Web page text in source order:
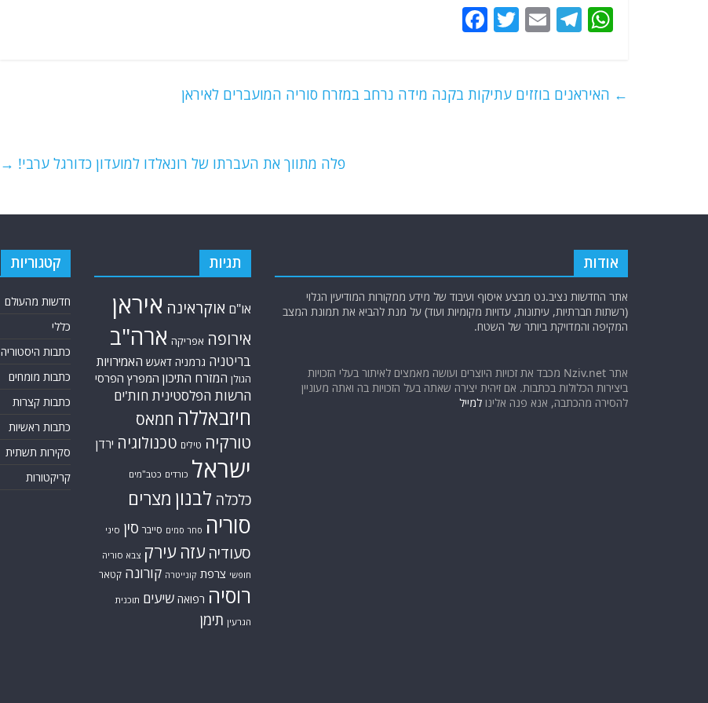
W
s
T
g
E
l
T
er
e ← האיראנים בוזזים עתיקות בקנה מידה נרחב במזרח סוריה המועברים לאיראן
פלה מתווך את העברתו של רונאלדו למועדון כדורגל ערבי! →
אודות
אתר החדשות נציב.נט מבצע איסוף ועיבוד של מידע ממקורות המודיעין הגלוי
(רשתות חברתיות, עיתונות, עדויות מקומיות ועוד) על מנת להביא את תמונת המצב
המקיפה והמדויקת ביותר של השטח.
אתר Nziv.net מכבד את זכויות היוצרים ועושה מאמצים לאיתור בעלי הזכויות
ביצירות הכלולות בכתבות. אם זיהית יצירה שאתה בעל הזכויות בה ואתה מעוניין
להסירה מהכתבה, אנא פנה אלינו למייל
תגיות
או"ם אוקראינה איראן
אירופה אפריקה ארה"ב
בריטניה גרמניה דאעש האמירויות
הגולן המזרח התיכון המפרץ הפרסי
הרשות הפלסטינית חות'ים
חיזבאללה חמאס
טורקיה טילים טכנולוגיה ירדן
ישראל כורדים כטב"מים
כלכלה לבנון מצרים
סוריה סחר סמים סייבר סין סיני
סעודיה עזה עירק צבא סוריה
חופשי צרפת קונייטרה קורונה קטאר
רוסיה רפואה שיעים תוכנית
הגרעין תימן
קטגוריות
חדשות מהעולם
כללי
כתבות היסטוריה
כתבות מומחים
כתבות קצרות
כתבות ראשיות
סקירות תשתית
קריקטורות